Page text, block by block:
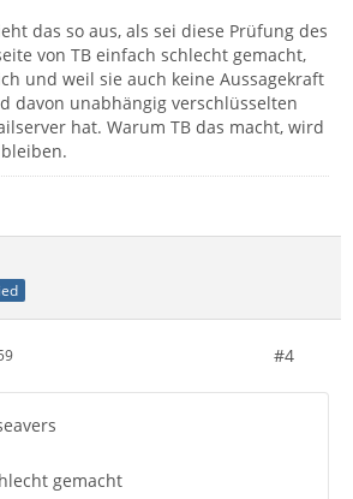
das so aus, als sei diese Prüfung des
von TB einfach schlecht gemacht,
und weil sie auch keine Aussagekraft
davon unabhängig verschlüsselten
hat. Warum TB das macht, wird
#4
gemacht